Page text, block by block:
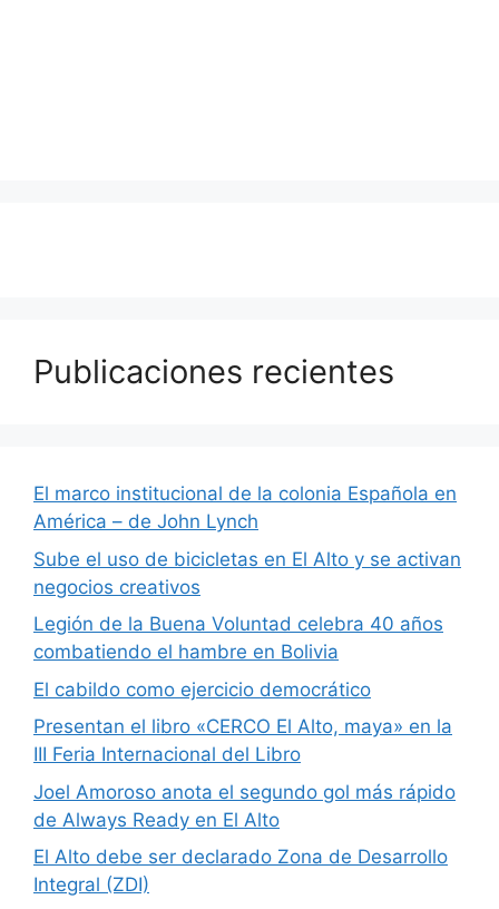
Publicaciones recientes
El marco institucional de la colonia Española en
América – de John Lynch
Sube el uso de bicicletas en El Alto y se activan
negocios creativos
Legión de la Buena Voluntad celebra 40 años
combatiendo el hambre en Bolivia
El cabildo como ejercicio democrático
Presentan el libro «CERCO El Alto, maya» en la
III Feria Internacional del Libro
Joel Amoroso anota el segundo gol más rápido
de Always Ready en El Alto
El Alto debe ser declarado Zona de Desarrollo
Integral (ZDI)